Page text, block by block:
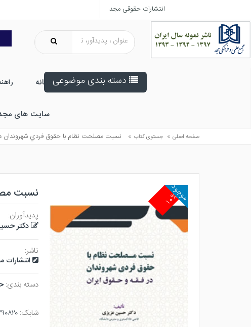
انتشارات حقوقی مجد
دسته بندی موضوعی خانه
سایت های
صفحه اصلی » جستوی کتاب » نسبت مصلحت نظام با حقوق فردي شهروندان
۱۰%
موجود نسبت
پدیدآوران:
دکتر
ناشر:
انتشارات
دسته بندی:
شابک: